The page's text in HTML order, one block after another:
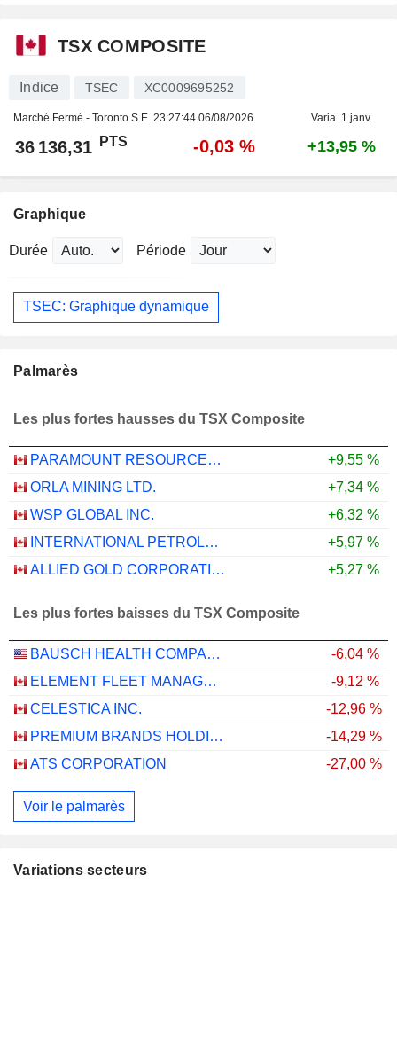
TSX COMPOSITE
Indice TSEC XC0009695252
Marché Fermé - Toronto S.E. 23:27:44 06/08/2026 Varia. 1 janv.
36 136,31 PTS -0,03 % +13,95 %
Graphique
Durée Période
TSEC: Graphique dynamique
Palmarès
Les plus fortes hausses du TSX Composite
PARAMOUNT RESOURCES LTD.
+9,55 %
ORLA MINING LTD.
+7,34 %
WSP GLOBAL INC.
+6,32 %
INTERNATIONAL PETROLEUM CORPORATION
+5,97 %
ALLIED GOLD CORPORATION
+5,27 %
Les plus fortes baisses du TSX Composite
BAUSCH HEALTH COMPANIES INC.
-6,04 %
ELEMENT FLEET MANAGEMENT CORP.
-9,12 %
CELESTICA INC.
-12,96 %
PREMIUM BRANDS HOLDINGS CORPORATION
-14,29 %
ATS CORPORATION
-27,00 %
Voir le palmarès
Variations secteurs